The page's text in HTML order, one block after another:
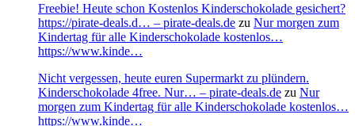
Freebie! Heute schon Kostenlos Kinderschokolade gesichert?
https://pirate-deals.d… – pirate-deals.de zu Nur morgen zum
Kindertag für alle Kinderschokolade kostenlos…
https://www.kinde…
Nicht vergessen, heute euren Supermarkt zu plündern.
Kinderschokolade 4free. Nur… – pirate-deals.de zu Nur
morgen zum Kindertag für alle Kinderschokolade kostenlos…
https://www.kinde…